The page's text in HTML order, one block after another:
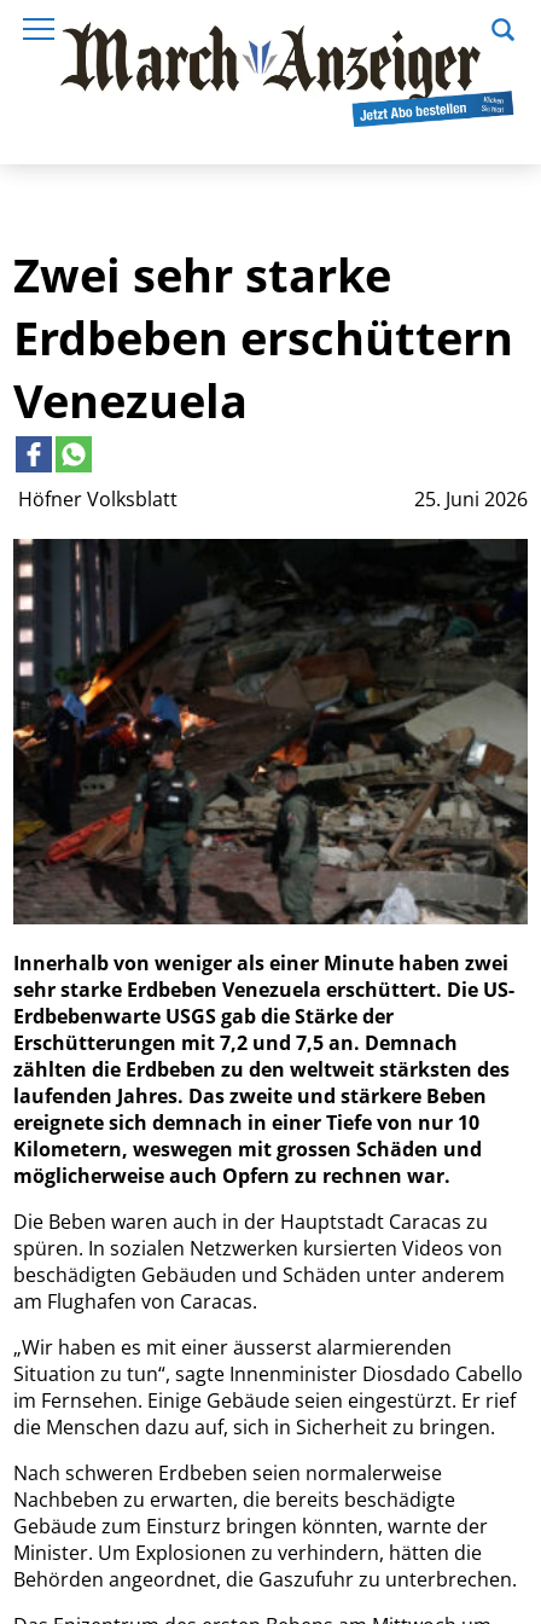
Höfner Volksblatt 25. Juni 2026
Zwei sehr starke
Erdbeben erschüttern
Venezuela
Innerhalb von weniger als einer Minute haben zwei
sehr starke Erdbeben Venezuela erschüttert. Die US-
Erdbebenwarte USGS gab die Stärke der
Erschütterungen mit 7,2 und 7,5 an. Demnach
zählten die Erdbeben zu den weltweit stärksten des
laufenden Jahres. Das zweite und stärkere Beben
ereignete sich demnach in einer Tiefe von nur 10
Kilometern, weswegen mit grossen Schäden und
möglicherweise auch Opfern zu rechnen war.
Die Beben waren auch in der Hauptstadt Caracas zu
spüren. In sozialen Netzwerken kursierten Videos von
beschädigten Gebäuden und Schäden unter anderem
am Flughafen von Caracas.
„Wir haben es mit einer äusserst alarmierenden
Situation zu tun“, sagte Innenminister Diosdado Cabello
im Fernsehen. Einige Gebäude seien eingestürzt. Er rief
die Menschen dazu auf, sich in Sicherheit zu bringen.
Nach schweren Erdbeben seien normalerweise
Nachbeben zu erwarten, die bereits beschädigte
Gebäude zum Einsturz bringen könnten, warnte der
Minister. Um Explosionen zu verhindern, hätten die
Behörden angeordnet, die Gaszufuhr zu unterbrechen.